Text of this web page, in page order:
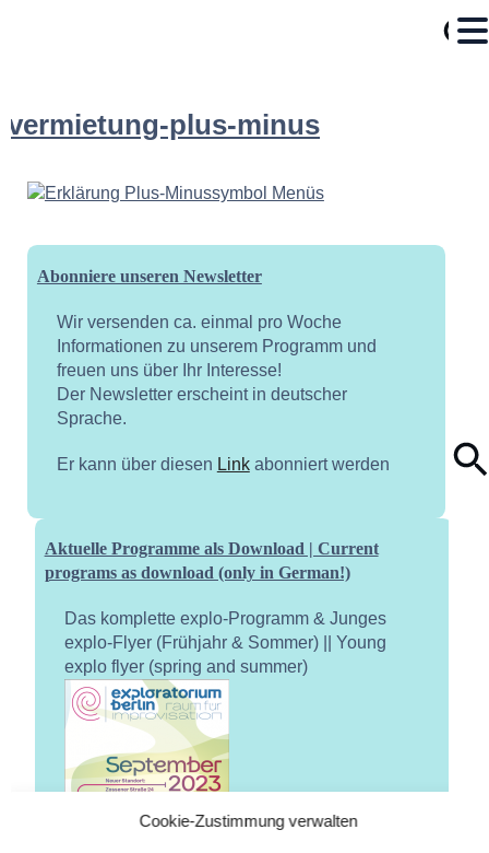
Cookie-Zustimmung verwalten
vermietung-plus-minus
Abonniere unseren Newsletter
Wir versenden ca. einmal pro Woche
Informationen zu unserem Programm und
freuen uns über Ihr Interesse!
Der Newsletter erscheint in deutscher
Sprache.
Er kann über diesen Linkabonniert werden
Aktuelle Programme als Download | Current
programs as download (only in German!)
Das komplette explo-Programm & Junges
explo-Flyer (Frühjahr & Sommer) || Young
explo flyer (spring and summer)